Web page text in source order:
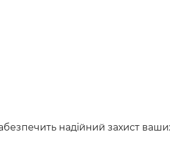
надійний захист